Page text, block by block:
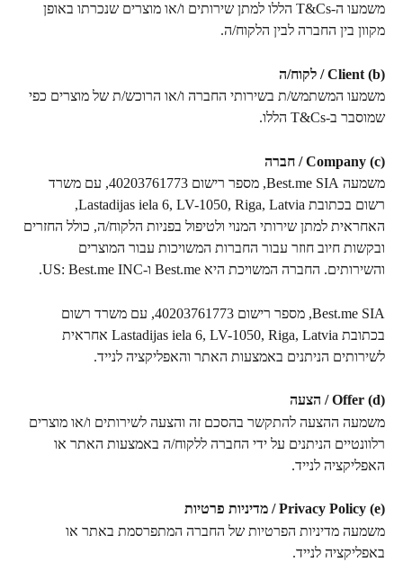
משמעו ה-T&Cs הללו למתן שירותים ו/או מוצרים שנכרתו באופן
מקוון בין החברה לבין הלקוח/ה.
(b) Client / לקוח/ה
משמעו המשתמש/ת בשירותי החברה ו/או הרוכש/ת של מוצרים כפי
שמוסבר ב-T&Cs הללו.
(c) Company / חברה
משמעה Best.me SIA, מספר רישום 40203761773, עם משרד
רשום בכתובת Lastadijas iela 6, LV-1050, Riga, Latvia,
האחראית למתן שירותי המנוי ולטיפול בפניות הלקוח/ה, כולל החזרים
ובקשות חיוב חוזר עבור החברות המשויכות עבור המוצרים
והשירותים. החברה המשויכת היא Best.me ו-US: Best.me INC.
Best.me SIA, מספר רישום 40203761773, עם משרד רשום
בכתובת Lastadijas iela 6, LV-1050, Riga, Latvia אחראית
לשירותים הניתנים באמצעות האתר והאפליקציה לנייד.
(d) Offer / הצעה
משמעה ההצעה להתקשר בהסכם זה והצעה לשירותים ו/או מוצרים
רלוונטיים הניתנים על ידי החברה ללקוח/ה באמצעות האתר או
האפליקציה לנייד.
(e) Privacy Policy / מדיניות פרטיות
משמעה מדיניות הפרטיות של החברה המתפרסמת באתר או
באפליקציה לנייד.